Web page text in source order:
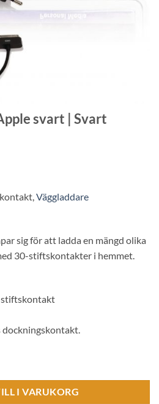
svart | Svart
Väggladdare
sig för att ladda en mängd olika
30-stiftskontakter i hemmet.
stiftskontakt
I VARUKORG